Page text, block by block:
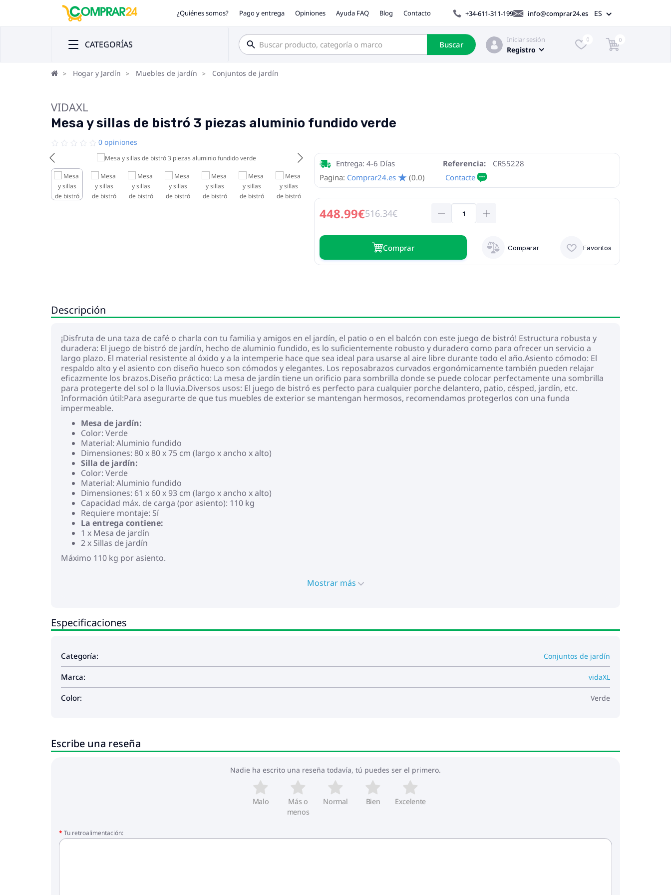
¿Quiénes somos? Pago y entrega Opiniones Ayuda FAQ Blog Contacto +34-611-311-199 info@comprar24.es ES
CATEGORÍAS Buscar
Iniciar sesión
Registro
0 0
Hogar y Jardín Muebles de jardín Conjuntos de jardín
VIDAXL
Mesa y sillas de bistró 3 piezas aluminio fundido verde
0 opiniones
Entrega: 4-6 Días Referencia:
CR55228
Pagina: Comprar24.es (0.0)
448.99€516.34€
Сomprar Favoritos
Comparar
Descripción
¡Disfruta de una taza de café o charla con tu familia y amigos en el jardín, el patio o en el balcón con este juego de bistró! Estructura robusta y
duradera: El juego de bistró de jardín, hecho de aluminio fundido, es lo suficientemente robusto y duradero como para ofrecer un servicio a
largo plazo. El material resistente al óxido y a la intemperie hace que sea ideal para usarse al aire libre durante todo el año.Asiento cómodo: El
respaldo alto y el asiento con diseño hueco son cómodos y elegantes. Los reposabrazos curvados ergonómicamente también pueden relajar
eficazmente los brazos.Diseño práctico: La mesa de jardín tiene un orificio para sombrilla donde se puede colocar perfectamente una sombrilla
para protegerte del sol o la lluvia.Diversos usos: El juego de bistró es perfecto para cualquier porche delantero, patio, césped, jardín, etc.
Información útil:Para asegurarte de que tus muebles de exterior se mantengan hermosos, recomendamos protegerlos con una funda
impermeable.
Mesa de jardín:
Color: Verde
Material: Aluminio fundido
Dimensiones: 80 x 80 x 75 cm (largo x ancho x alto)
Silla de jardín:
Color: Verde
Material: Aluminio fundido
Dimensiones: 61 x 60 x 93 cm (largo x ancho x alto)
Capacidad máx. de carga (por asiento): 110 kg
Requiere montaje: Sí
La entrega contiene:
1 x Mesa de jardín
2 x Sillas de jardín
Máximo 110 kg por asiento.
Mostrar más
Especificaciones
Categoría: Conjuntos de jardín
Marca: vidaXL
Color: Verde
Escribe una reseña
Nadie ha escrito una reseña todavía, tú puedes ser el primero.
Malo
Más o
menos
Normal Bien Excelente
Tu retroalimentación: